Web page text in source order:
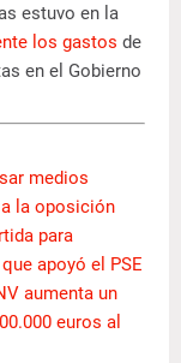
estuvo en la
los gastos de
en el Gobierno
medios
la oposición
para
apoyó el PSE
aumenta un
euros al